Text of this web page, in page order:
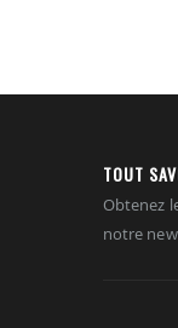
TOUT
Obtenez
notre